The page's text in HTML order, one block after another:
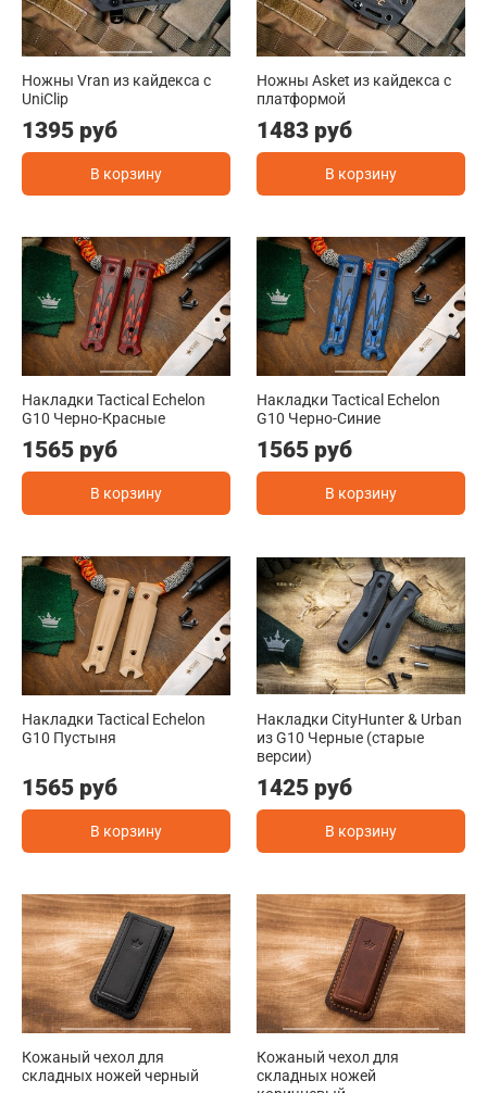
Ножны Vran из кайдекса c
UniClip
1395 руб
В корзину
Ножны Asket из кайдекса c
платформой
1483 руб
В корзину
Накладки Tactical Echelon
G10 Черно-Красные
1565 руб
В корзину
Накладки Tactical Echelon
G10 Черно-Синие
1565 руб
В корзину
Накладки Tactical Echelon
G10 Пустыня
1565 руб
В корзину
Накладки CityHunter & Urban
из G10 Черные (старые
версии)
1425 руб
В корзину
Кожаный чехол для
складных ножей черный
Кожаный чехол для
складных ножей